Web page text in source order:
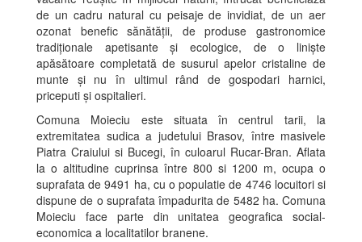
de un cadru natural cu peisaje de invidiat, de un aer
ozonat benefic sănătății, de produse gastronomice
tradiționale apetisante și ecologice, de o liniște
apăsătoare completată de susurul apelor cristaline de
munte și nu în ultimul rând de gospodari harnici,
priceputi și ospitalieri.
Comuna Moieciu este situata în centrul tarii, la
extremitatea sudica a judetului Brasov, între masivele
Piatra Craiului si Bucegi, în culoarul Rucar-Bran. Aflata
la o altitudine cuprinsa între 800 si 1200 m, ocupa o
suprafata de 9491 ha, cu o populatie de 4746 locuitori si
dispune de o suprafata împadurita de 5482 ha. Comuna
Moieciu face parte din unitatea geografica social-
economica a localitatilor branene.